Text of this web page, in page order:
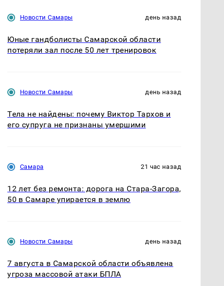
Новости Самары день назад
Юные гандболисты Самарской области
потеряли зал после 50 лет тренировок
Новости Самары день назад
Тела не найдены: почему Виктор Тархов и
его супруга не признаны умершими
Самара 21 час назад
12 лет без ремонта: дорога на Стара-Загора,
50 в Самаре упирается в землю
Новости Самары день назад
7 августа в Самарской области объявлена
угроза массовой атаки БПЛА